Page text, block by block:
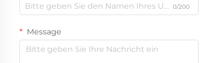
0/200
Message